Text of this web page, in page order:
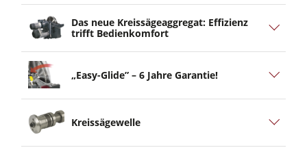
Das neue Kreissägeaggregat: Effizienz
trifft Bedienkomfort
„Easy-Glide” – 6 Jahre Garantie!
Kreissägewelle